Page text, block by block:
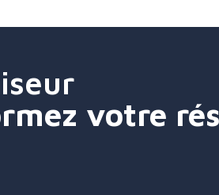
votre